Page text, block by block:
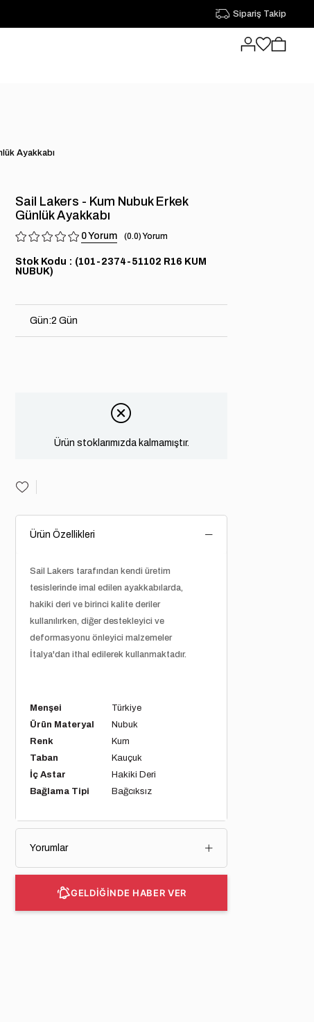
Sipariş Takip
Ayakkabı
Sail Lakers - Kum Nubuk Erkek
Günlük Ayakkabı
0 0.0
Stok Kodu
(101-2374-51102 R16 KUM
NUBUK)
Gün:2 Gün
Ürün stoklarımızda kalmamıştır.
Ürün Özellikleri
Sail Lakers tarafından kendi üretim
tesislerinde imal edilen ayakkabılarda,
hakiki deri ve birinci kalite deriler
kullanılırken, diğer destekleyici ve
deformasyonu önleyici malzemeler
İtalya'dan ithal edilerek kullanmaktadır.
Menşei
Türkiye
Ürün Materyal
Nubuk
Renk
Kum
Taban
Kauçuk
İç Astar
Hakiki Deri
Bağlama Tipi
Bağcıksız
Yorumlar
GELDİĞİNDE HABER VER